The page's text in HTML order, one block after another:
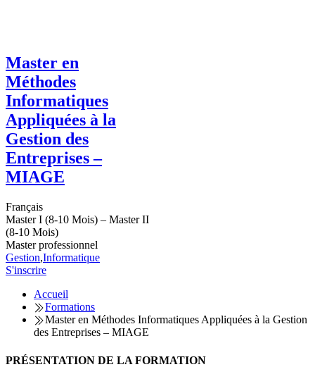
Master en
Méthodes
Informatiques
Appliquées à la
Gestion des
Entreprises –
MIAGE
Français
Master I (8-10 Mois) – Master II
(8-10 Mois)
Master professionnel
Gestion,Informatique
S'inscrire
Accueil
Formations
Master en Méthodes Informatiques Appliquées à la Gestion
des Entreprises – MIAGE
PRÉSENTATION DE LA FORMATION